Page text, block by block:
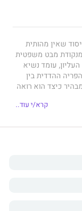
שאין מהותית
מנקודת מבט משפטית
עומד נשיא
ההדדית בין
כיצד הוא רואה
ולביאור שאין חשוב
כיהן כדיקן
כחבר סגל בכיר
קרא/י עוד..